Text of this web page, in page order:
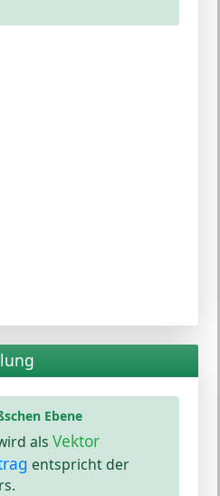
Ebene
als Vektor
entspricht der